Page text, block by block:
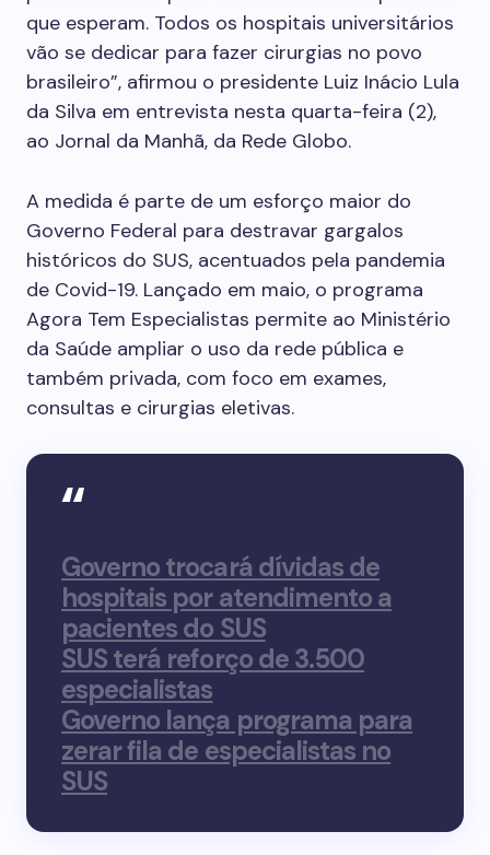
que esperam. Todos os hospitais universitários
vão se dedicar para fazer cirurgias no povo
brasileiro”, afirmou o presidente Luiz Inácio Lula
da Silva em entrevista nesta quarta-feira (2),
ao Jornal da Manhã, da Rede Globo.
A medida é parte de um esforço maior do
Governo Federal para destravar gargalos
históricos do SUS, acentuados pela pandemia
de Covid-19. Lançado em maio, o programa
Agora Tem Especialistas permite ao Ministério
da Saúde ampliar o uso da rede pública e
também privada, com foco em exames,
consultas e cirurgias eletivas.
Governo trocará dívidas de
hospitais por atendimento a
pacientes do SUS
SUS terá reforço de 3.500
especialistas
Governo lança programa para
zerar fila de especialistas no
SUS